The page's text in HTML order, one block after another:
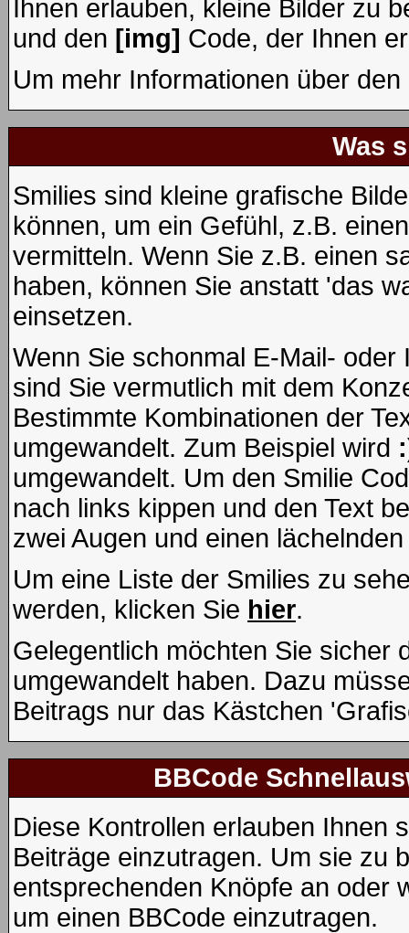
Ihnen erlauben, kleine Bilder zu
und den [img] Code, der Ihnen
Um mehr Informationen über
Was
Smilies sind kleine grafische
können, um ein Gefühl, z.B.
vermitteln. Wenn Sie z.B. einen
haben, können Sie anstatt 'das
einsetzen.
Wenn Sie schonmal E-Mail-
sind Sie vermutlich mit dem
Bestimmte Kombinationen der
umgewandelt. Zum Beispiel wird
umgewandelt. Um den Smilie
nach links kippen und den Text
zwei Augen und einen
Um eine Liste der Smilies zu
werden, klicken Sie hier.
Gelegentlich möchten Sie sicher
umgewandelt haben. Dazu
Beitrags nur das Kästchen
BBCode
Diese Kontrollen erlauben Ihnen
Beiträge einzutragen. Um sie zu
entsprechenden Knöpfe an oder
um einen BBCode einzutragen.